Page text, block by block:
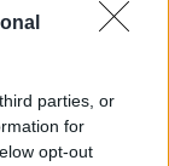
parties, or
for
opt-out
közé